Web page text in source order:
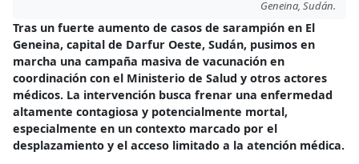
Geneina, Sudán.
Tras un fuerte aumento de casos de sarampión en El
Geneina, capital de Darfur Oeste, Sudán, pusimos en
marcha una campaña masiva de vacunación en
coordinación con el Ministerio de Salud y otros actores
médicos. La intervención busca frenar una enfermedad
altamente contagiosa y potencialmente mortal,
especialmente en un contexto marcado por el
desplazamiento y el acceso limitado a la atención médica.